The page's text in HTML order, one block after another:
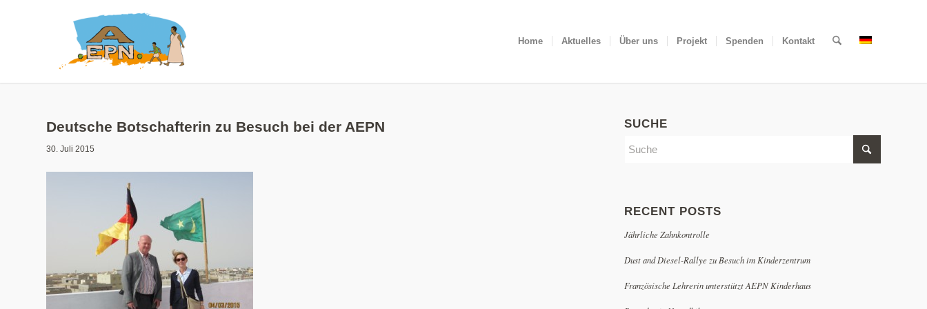
Home Aktuelles Über uns Projekt Spenden Kontakt
Deutsche Botschafterin zu Besuch bei der AEPN
30. Juli 2015
SUCHE
RECENT POSTS
Jährliche Zahnkontrolle
Dust and Diesel-Rallye zu Besuch im Kinderzentrum
Französische Lehrerin unterstützt AEPN Kinderhaus